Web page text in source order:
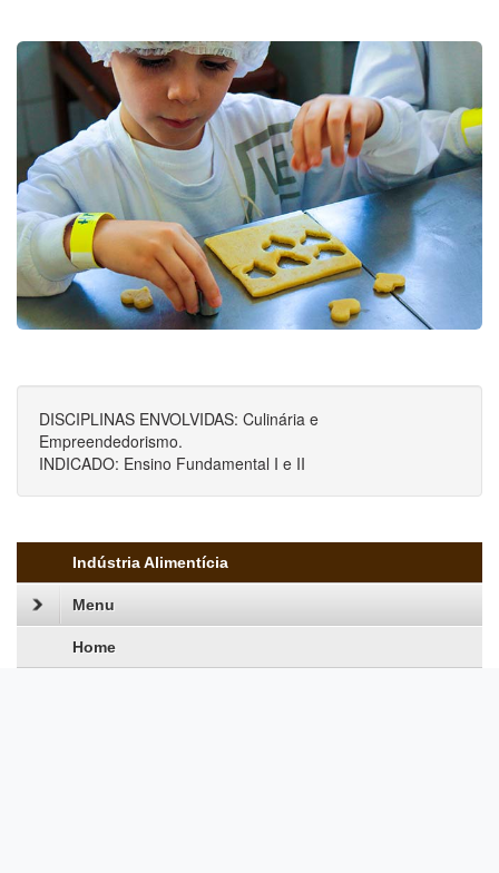
DISCIPLINAS ENVOLVIDAS: Culinária e
Empreendedorismo.
INDICADO: Ensino Fundamental I e II
Indústria Alimentícia
Menu
Home